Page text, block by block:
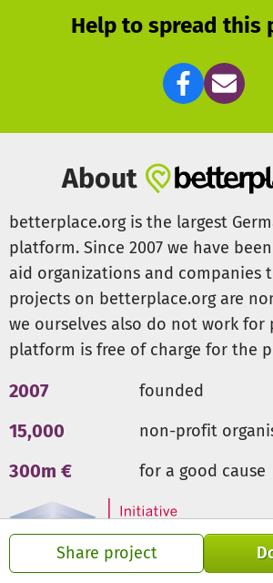
Share project
Help to spread this
About
betterplace.org is the largest
platform. Since 2007 we have
aid organizations and companies
projects on betterplace.org are
we ourselves also do not work for
platform is free of charge for the
2007 founded
15,000 non-profit
300m € for a good cause